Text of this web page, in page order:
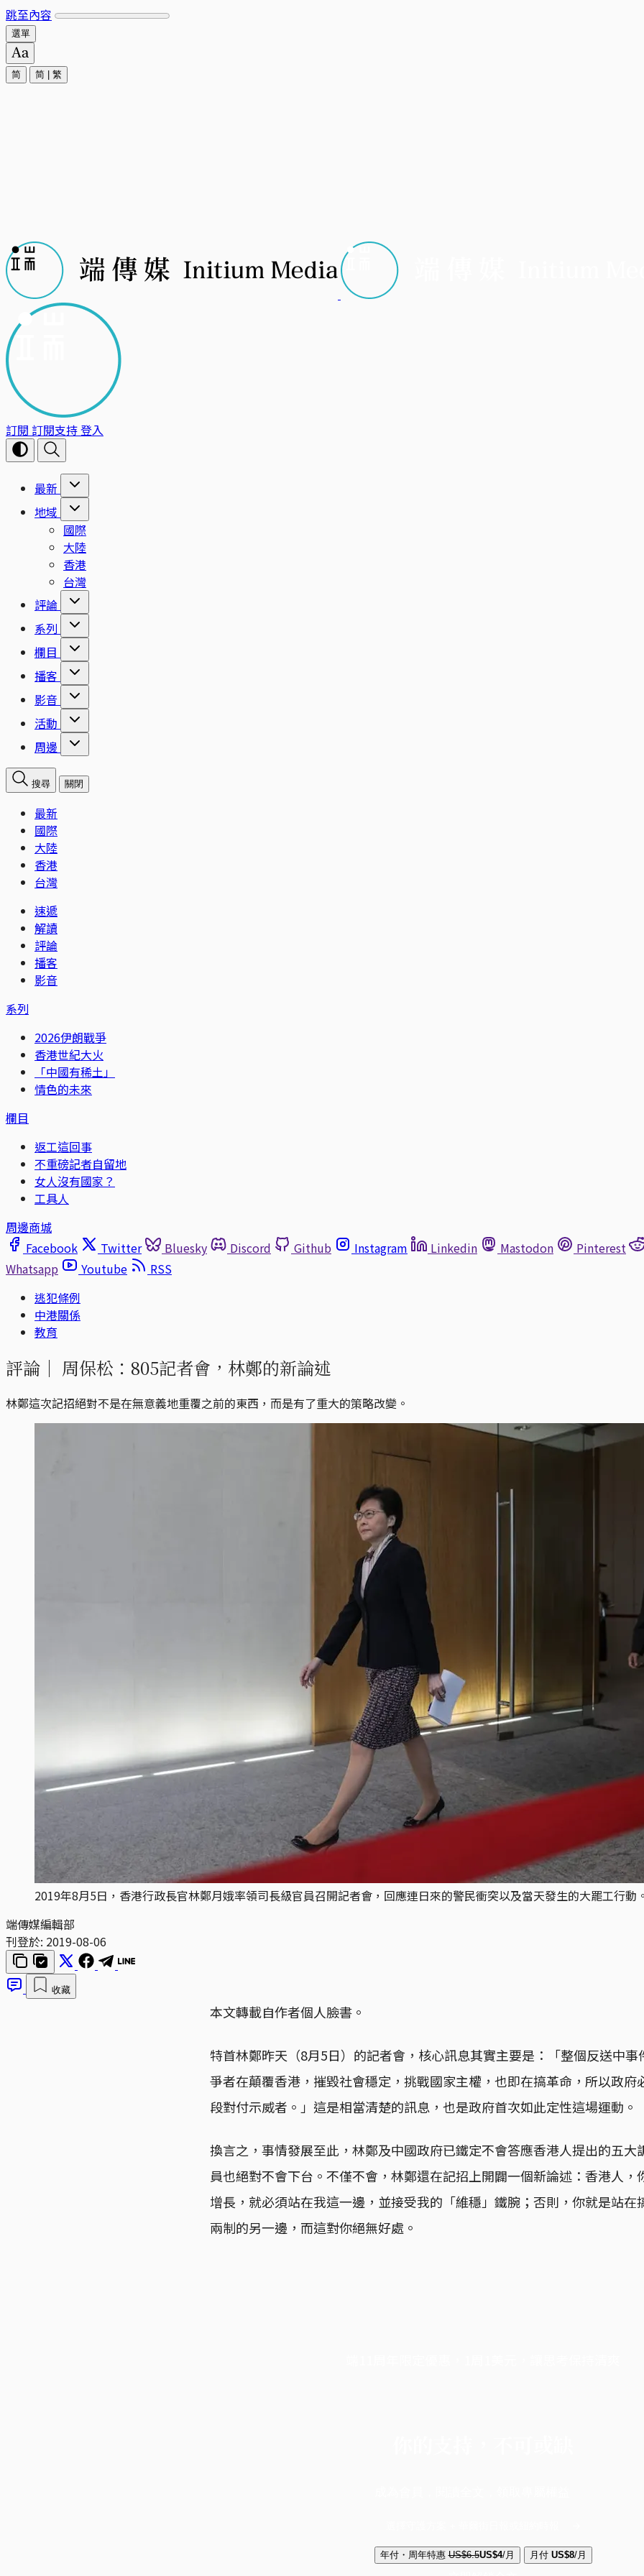
跳至內容
選單
简 简 繁
訂閱 訂閱支持登入
最新
地域
國際
大陸
香港
台灣
評論
系列
欄目
播客
影音
活動
周邊
搜尋 關閉
最新
國際
大陸
香港
台灣
速遞
解讀
評論
播客
影音
系列
2026伊朗戰爭
香港世紀大火
「中國有稀土」
情色的未來
欄目
返工這回事
不重磅記者自留地
女人沒有國家？
工具人
周邊商城
Facebook
Twitter Bluesky Discord Github Instagram Linkedin Mastodon
Pinterest
Whatsapp
Youtube
RSS
逃犯條例
中港關係
教育
評論｜ 周保松：805記者會，林鄭的新論述
林鄭這次記招絕對不是在無意義地重覆之前的東西，而是有了重大的策略改變。
2019年8月5日，香港行政長官林鄭月娥率領司長級官員召開記者會，回應連日來的警民衝突以及當天發生的大罷工行動
端傳媒編輯部
刊登於: 2019-08-06
收藏
本文轉載自作者個人臉書。
特首林鄭昨天（8月5日）的記者會，核心訊息其實主要是：「整個反送中
爭者在顛覆香港，摧毀社會穩定，挑戰國家主權，也即在搞革命，所以政府
段對付示威者。」這是相當清楚的訊息，也是政府首次如此定性這場運動。
換言之，事情發展至此，林鄭及中國政府已鐵定不會答應香港人提出的五大
員也絕對不會下台。不僅不會，林鄭還在記招上開闢一個新論述：香港人，
增長，就必須站在我這一邊，並接受我的「維穩」鐵腕；否則，你就是站在
兩制的另一邊，而這對你絕無好處。
年付・周年特惠 US$6.5US$4/月 月付 US$8/月